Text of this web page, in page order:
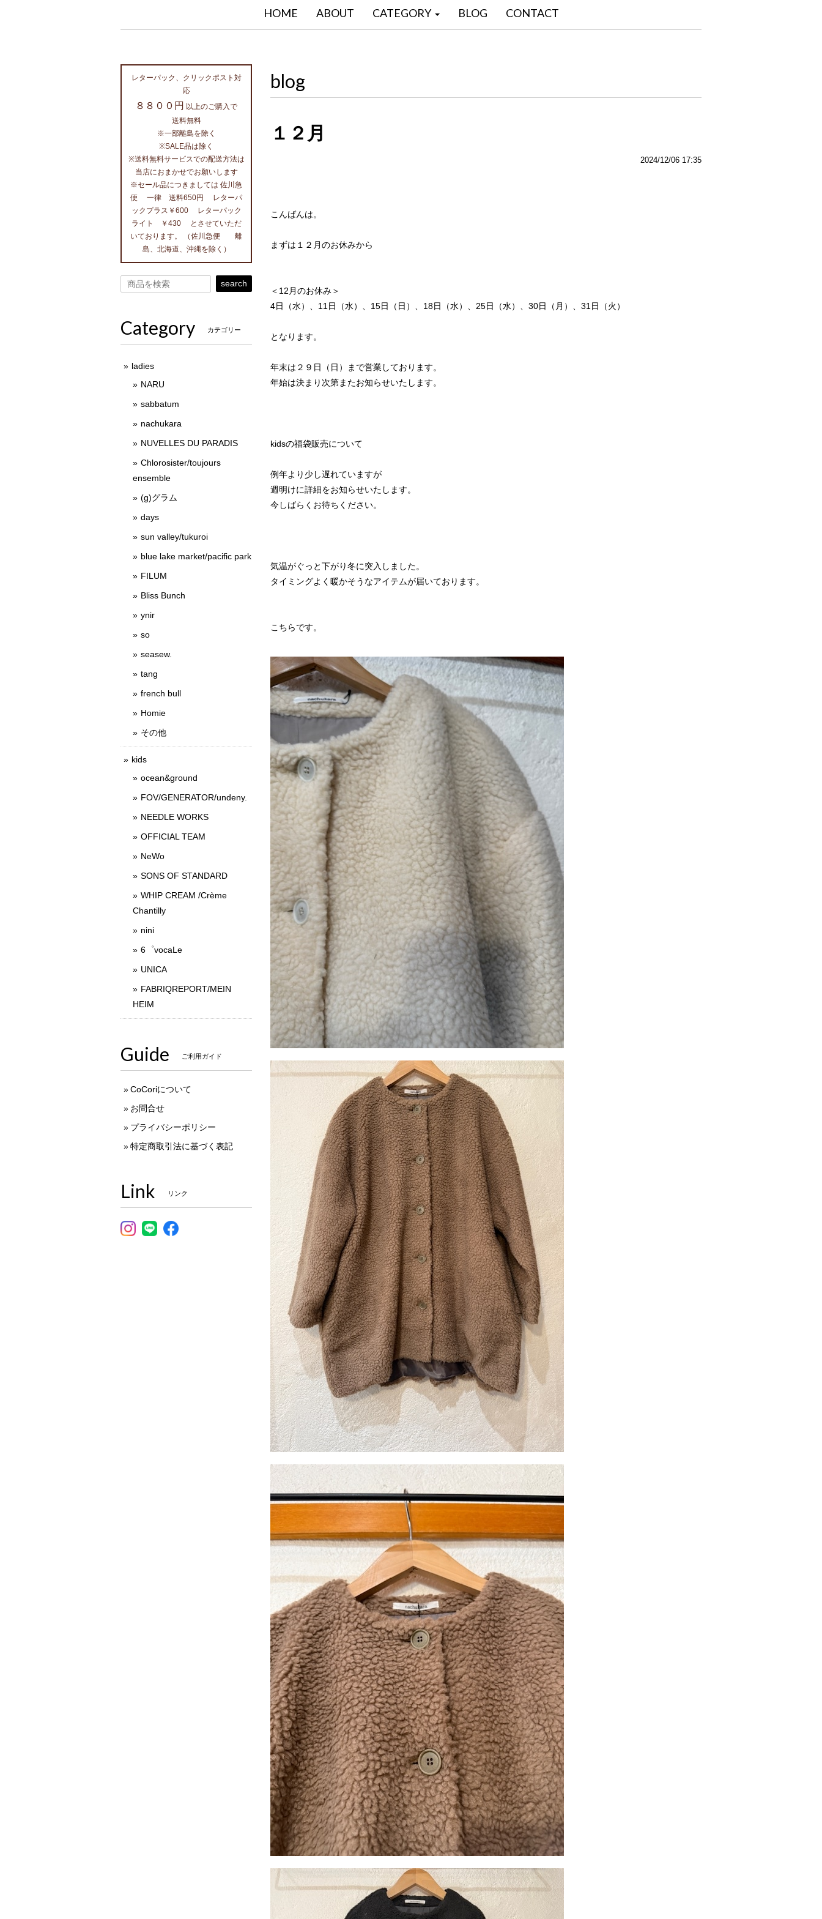
HOME ABOUT CATEGORY BLOG CONTACT
blog
１２月
2024/12/06 17:35
こんばんは。
まずは１２月のお休みから
＜12月のお休み＞
4日（水）、11日（水）、15日（日）、18日（水）、25日（水）、30日（月）、31日（火）
となります。
年末は２９日（日）まで営業しております。
年始は決まり次第またお知らせいたします。
kidsの福袋販売について
例年より少し遅れていますが
週明けに詳細をお知らせいたします。
今しばらくお待ちください。
気温がぐっと下がり冬に突入しました。
タイミングよく暖かそうなアイテムが届いております。
こちらです。
レターパック、クリックポスト対
応
８８００円 以上のご購入で
送料無料
※一部離島を除く
※SALE品は除く
※送料無料サービスでの配送方法は
当店におまかせでお願いします
※セール品につきましては 佐川急
便 一律 送料650円 レターパ
ックプラス￥600 レターパック
ライト ￥430 とさせていただ
いております。 （佐川急便 離
島、北海道、沖縄を除く）
search
Category カテゴリー
ladies
NARU
sabbatum
nachukara
NUVELLES DU PARADIS
Chlorosister/toujours
ensemble
(g)グラム
days
sun valley/tukuroi
blue lake market/pacific park
FILUM
Bliss Bunch
ynir
so
seasew.
tang
french bull
Homie
その他
kids
ocean&ground
FOV/GENERATOR/undeny.
NEEDLE WORKS
OFFICIAL TEAM
NeWo
SONS OF STANDARD
WHIP CREAM /Crème
Chantilly
nini
6゜vocaLe
UNICA
FABRIQREPORT/MEIN
HEIM
Guide ご利用ガイド
CoCoriについて
お問合せ
プライバシーポリシー
特定商取引法に基づく表記
Link リンク